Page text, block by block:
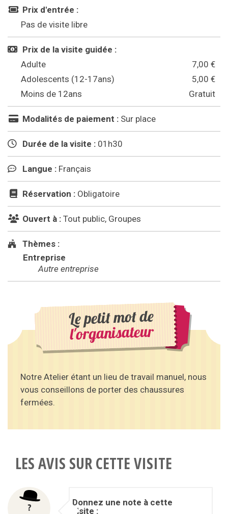
Prix d'entrée :
Pas de visite libre
Prix de la visite guidée :
Adulte
7,00 €
Adolescents (12-17ans)
5,00 €
Moins de 12ans
Gratuit
Modalités de paiement : Sur place
Durée de la visite : 01h30
Langue : Français
Réservation : Obligatoire
Ouvert à : Tout public, Groupes
Thèmes :
Entreprise
Autre entreprise
Le petit mot de
l'organisateur
Notre Atelier étant un lieu de travail manuel, nous
vous conseillons de porter des chaussures
fermées.
LES AVIS SUR CETTE VISITE
Donnez une note à cette
visite :